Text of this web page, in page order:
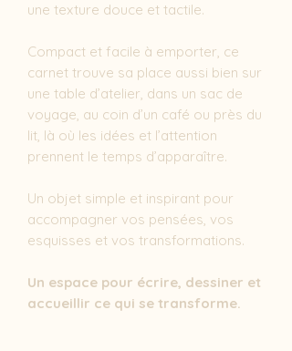
une texture douce et tactile.
Compact et facile à emporter, ce
carnet trouve sa place aussi bien sur
une table d’atelier, dans un sac de
voyage, au coin d’un café ou près du
lit, là où les idées et l’attention
prennent le temps d’apparaître.
Un objet simple et inspirant pour
accompagner vos pensées, vos
esquisses et vos transformations.
Un espace pour écrire, dessiner et
accueillir ce qui se transforme.